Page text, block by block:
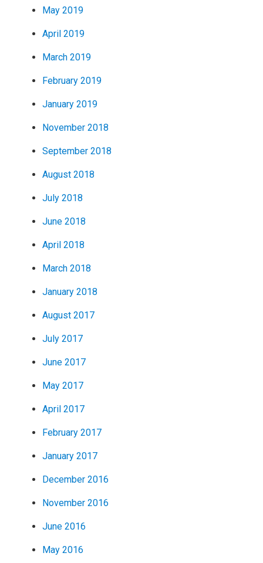
May 2019
April 2019
March 2019
February 2019
January 2019
November 2018
September 2018
August 2018
July 2018
June 2018
April 2018
March 2018
January 2018
August 2017
July 2017
June 2017
May 2017
April 2017
February 2017
January 2017
December 2016
November 2016
June 2016
May 2016